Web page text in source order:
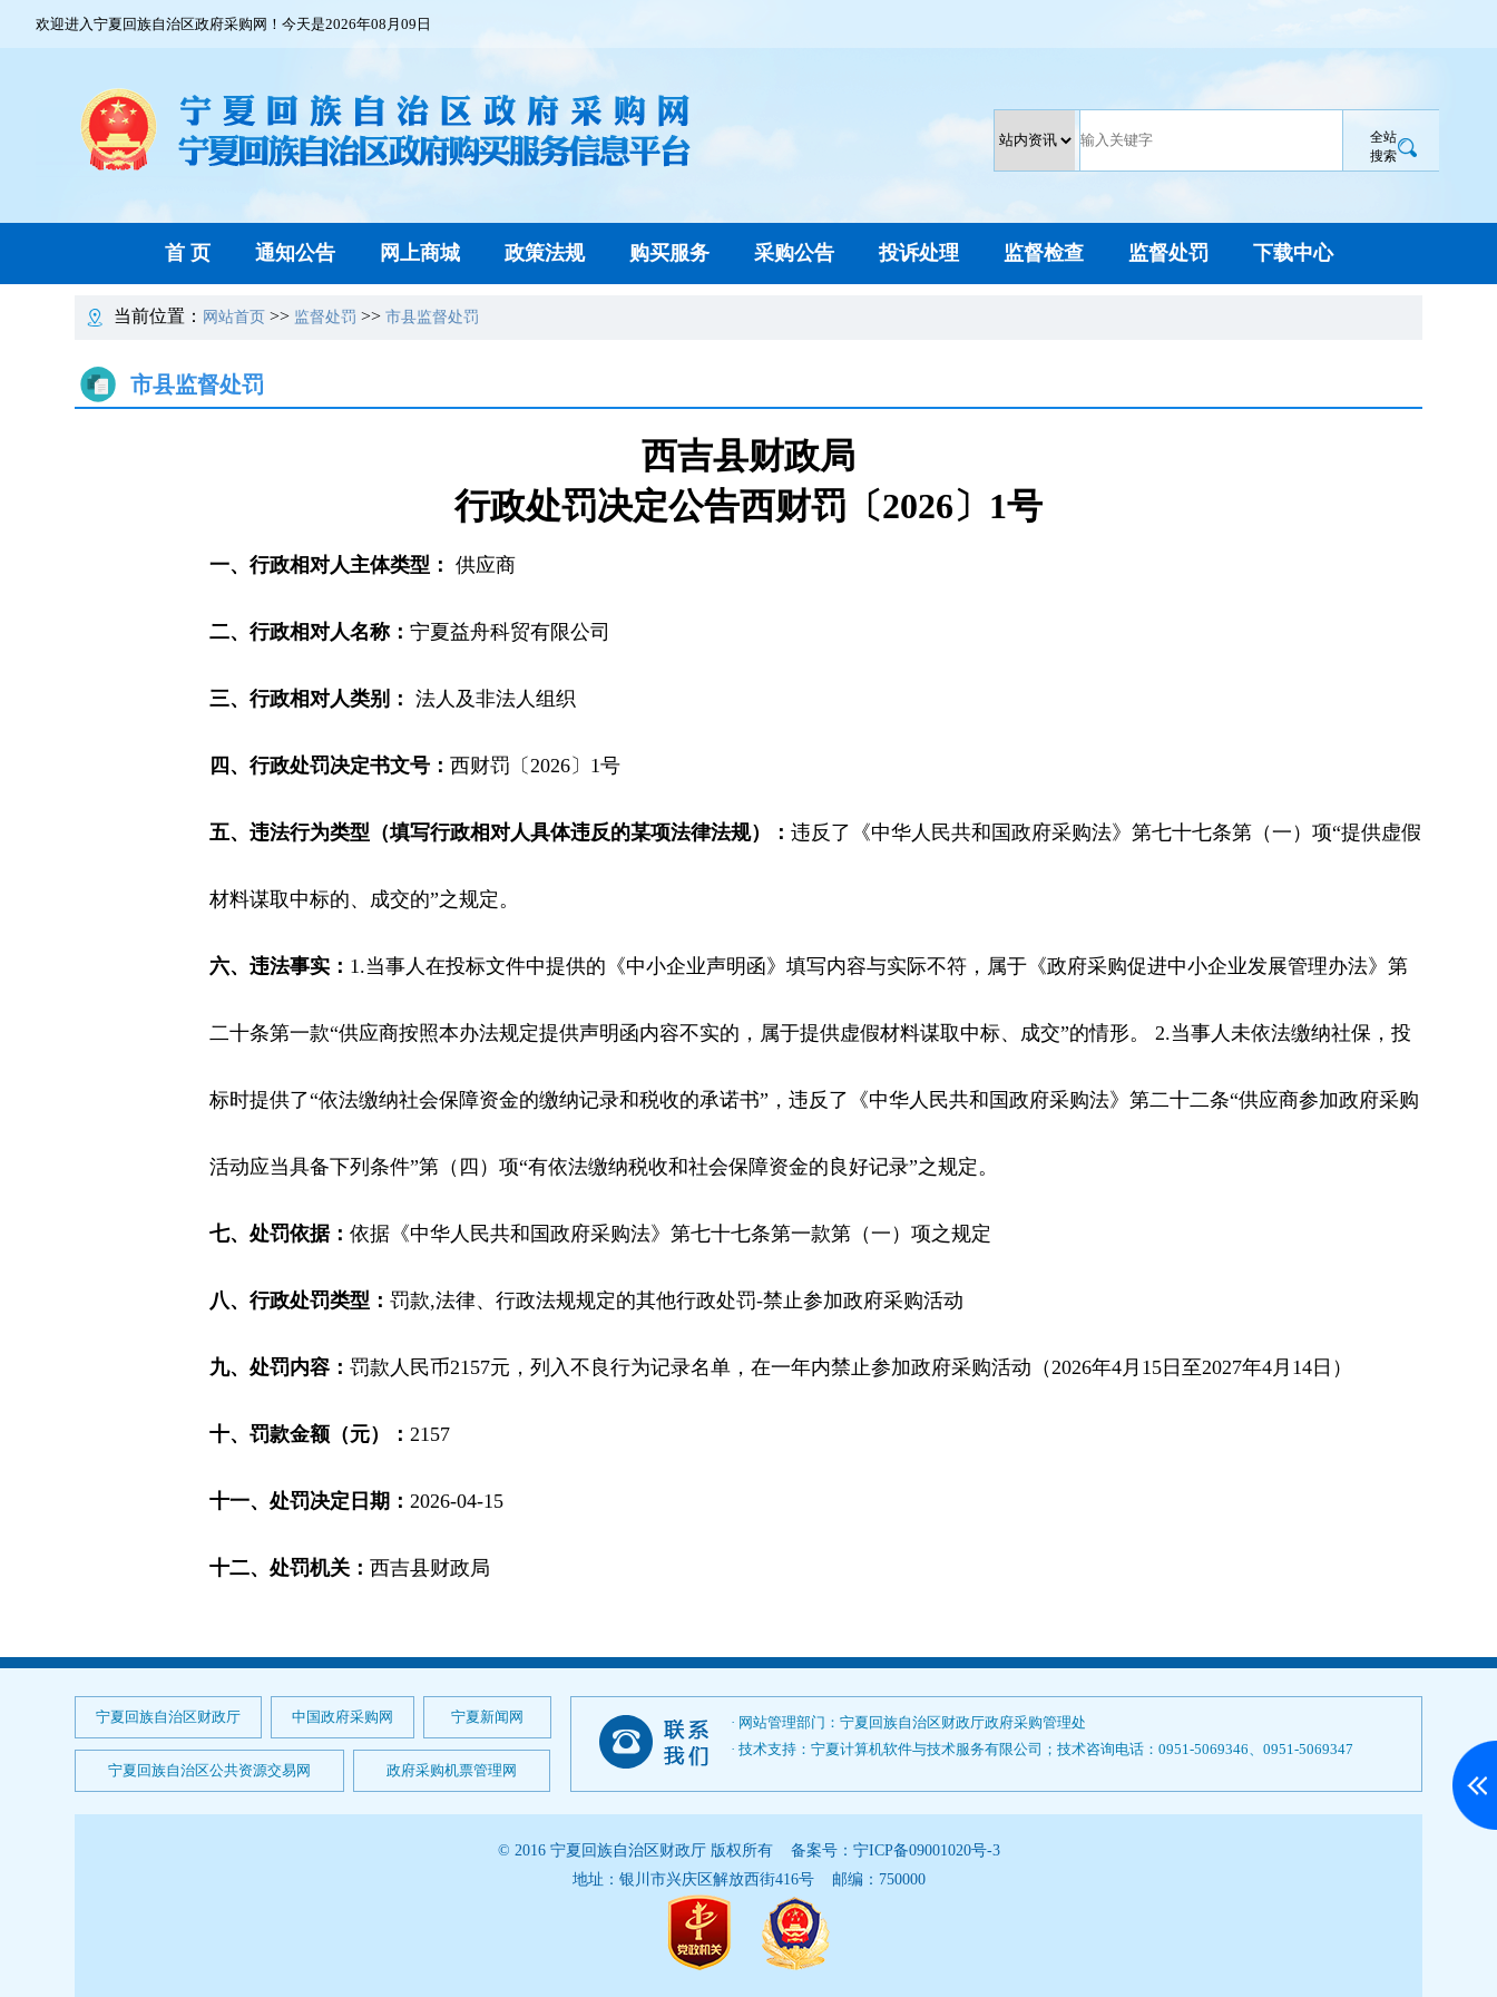
欢迎进入宁夏回族自治区政府采购网！今天是2026年08月09日
全站
搜索
首 页 通知公告 网上商城 政策法规 购买服务 采购公告 投诉处理 监督检查 监督处罚 下载中心
当前位置： 网站首页 >> 监督处罚 >> 市县监督处罚
市县监督处罚
西吉县财政局
行政处罚决定公告西财罚〔2026〕1号
一、行政相对人主体类型： 供应商
二、行政相对人名称： 宁夏益舟科贸有限公司
三、行政相对人类别： 法人及非法人组织
四、行政处罚决定书文号： 西财罚〔2026〕1号
五、违法行为类型（填写行政相对人具体违反的某项法律法规）： 违反了《中华人民共和国政府采购法》第七十七条第（一）项“提供虚假
材料谋取中标的、成交的”之规定。
六、违法事实： 1.当事人在投标文件中提供的《中小企业声明函》填写内容与实际不符，属于《政府采购促进中小企业发展管理办法》第
二十条第一款“供应商按照本办法规定提供声明函内容不实的，属于提供虚假材料谋取中标、成交”的情形。 2.当事人未依法缴纳社保，投
标时提供了“依法缴纳社会保障资金的缴纳记录和税收的承诺书”，违反了《中华人民共和国政府采购法》第二十二条“供应商参加政府采购
活动应当具备下列条件”第（四）项“有依法缴纳税收和社会保障资金的良好记录”之规定。
七、处罚依据： 依据《中华人民共和国政府采购法》第七十七条第一款第（一）项之规定
八、行政处罚类型： 罚款,法律、行政法规规定的其他行政处罚-禁止参加政府采购活动
九、处罚内容： 罚款人民币2157元，列入不良行为记录名单，在一年内禁止参加政府采购活动（2026年4月15日至2027年4月14日）
十、罚款金额（元）： 2157
十一、处罚决定日期： 2026-04-15
十二、处罚机关： 西吉县财政局
宁夏回族自治区财政厅 中国政府采购网 宁夏新闻网
宁夏回族自治区公共资源交易网 政府采购机票管理网
· 网站管理部门：宁夏回族自治区财政厅政府采购管理处
· 技术支持：宁夏计算机软件与技术服务有限公司；技术咨询电话：0951-5069346、0951-5069347
© 2016 宁夏回族自治区财政厅 版权所有 备案号： 宁ICP备09001020号-3
地址：银川市兴庆区解放西街416号 邮编：750000